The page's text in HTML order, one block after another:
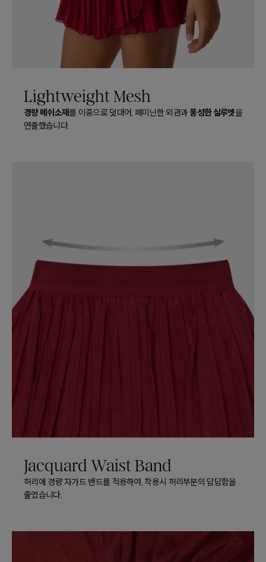
Lightweight Mesh
경량 메쉬소재를 이중으로 덧대어, 페미닌한 외관과 풍성한 실루엣을
연출했습니다.
Jacquard Waist Band
허리에 경량 자가드 밴드를 적용하여, 착용시 허리부분의 답답함을
줄였습니다.